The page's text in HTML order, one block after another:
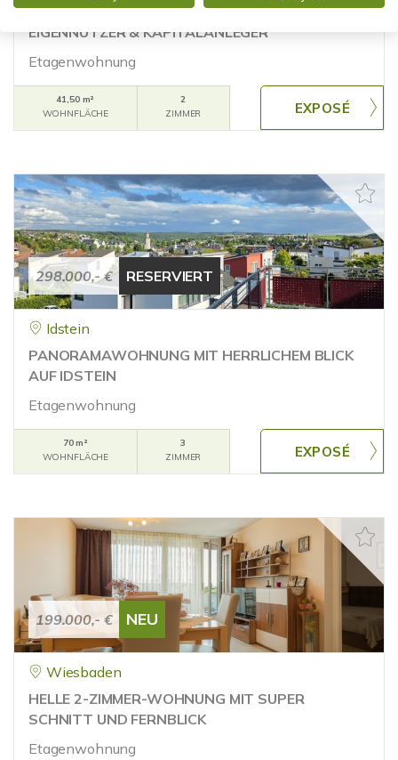
EINBAUKÜCHE UND BALKON - PERFEKT FÜR
EIGENNUTZER & KAPITALANLEGER
Etagenwohnung
41,50 m²
WOHNFLÄCHE
2
ZIMMER
298.000,- € RESERVIERT
Idstein
PANORAMAWOHNUNG MIT HERRLICHEM BLICK
AUF IDSTEIN
Etagenwohnung
70 m²
WOHNFLÄCHE
3
ZIMMER
199.000,- € NEU
Wiesbaden
HELLE 2-ZIMMER-WOHNUNG MIT SUPER
SCHNITT UND FERNBLICK
Etagenwohnung